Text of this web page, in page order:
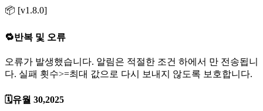
📦 [v1.8.0]
🔁반복 및 오류
오류가 발생했습니다. 알림은 적절한 조건 하에서 만 전송됩니
다. 실패 횟수>=최대 값으로 다시 보내지 않도록 보호합니다.
🗓️유월 30,2025